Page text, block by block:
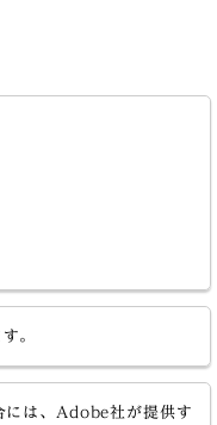
。
には、Adobe社が提供す